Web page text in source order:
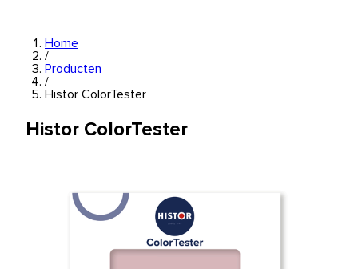
Home
/
Producten
/
Histor ColorTester
Histor ColorTester